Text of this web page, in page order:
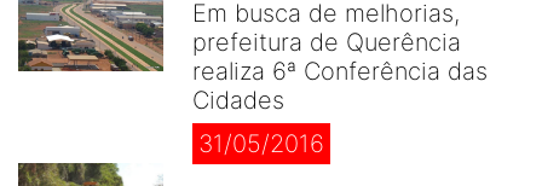
Em busca de melhorias,
prefeitura de Querência
realiza 6ª Conferência das
Cidades
31/05/2016